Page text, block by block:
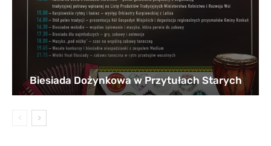
Biesiada Dożynkowa w Przytułach Starych